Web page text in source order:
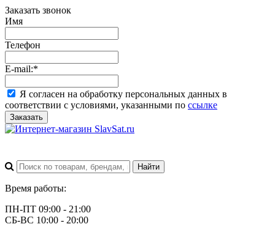
Заказать звонок
Имя
Телефон
E-mail:*
Я согласен на обработку персональных данных в
соответствии с условиями, указанными по ссылке
Заказать
Время работы:
ПН-ПТ 09:00 - 21:00
СБ-ВС 10:00 - 20:00